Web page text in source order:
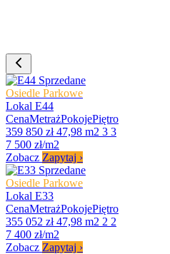
Sprzedane
Osiedle Parkowe
Lokal E44
CenaMetrażPokojePiętro
359 850 zł 47,98 m2 3 3
7 500 zł/m2
Zobacz Zapytaj ›
Sprzedane
Osiedle Parkowe
Lokal E33
CenaMetrażPokojePiętro
355 052 zł 47,98 m2 2 2
7 400 zł/m2
Zobacz Zapytaj ›